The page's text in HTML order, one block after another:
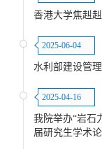
香港大学焦赳
2025-06-04
水利部建设管
2025-04-16
我院举办“岩
届研究生学术